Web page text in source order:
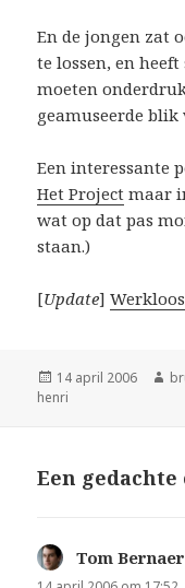
En de jongen zat
te lossen, en
moeten
geamuseerde
Een interessante
Het Project maar
wat op dat pas
staan.)
[Update]
Geplaatst
op
14 april 2006
henri
Een gedachte
Tom